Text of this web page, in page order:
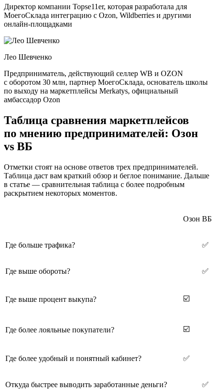
Директор компании Topse11er, которая разработала для
МоегоСклада интеграцию с Ozon, Wildberries и другими
онлайн‑площадками
Лео Шевченко
Предприниматель, действующий селлер WB и OZON
с оборотом 30 млн, партнер МоегоСклада, основатель школы
по выходу на маркетплейсы Merkatys, официальный
амбассадор Ozon
Таблица сравнения маркетплейсов
по мнению предпринимателей: Озон
vs ВБ
Отметки стоят на основе ответов трех предпринимателей.
Таблица даст вам краткий обзор и беглое понимание. Дальше
в статье — сравнительная таблица с более подробным
раскрытием некоторых моментов.
Озон ВБ
Где больше трафика? ✅
Где выше обороты? ✅
Где выше процент выкупа? ☑️
Где более лояльные покупатели? ☑️
Где более удобный и понятный кабинет? ✅
Откуда быстрее выводить заработанные деньги? ✅